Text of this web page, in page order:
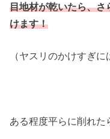
目地材が乾いたら、
けます！
（ヤスリのかけすぎに
ある程度平らに削れた